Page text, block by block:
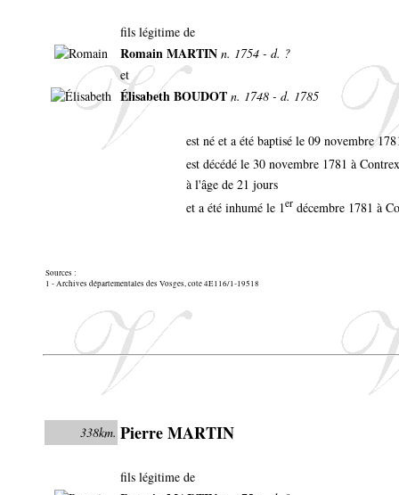
fils légitime de
Romain MARTIN n. 1754 - d. ?
et
Élisabeth BOUDOT n. 1748 - d. 1785
est né et a été baptisé le 09 novembre
est décédé le 30 novembre 1781 à
à l'âge de 21 jours
et a été inhumé le 1er décembre 1781 à
Sources :
1 - Archives départementales des Vosges, cote 4E116/1-19518
338km. Pierre MARTIN
fils légitime de